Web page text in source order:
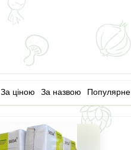
За ціною За назвою Популярне